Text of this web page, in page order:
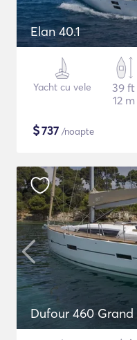
Elan 40.1
Yacht cu vele
39 ft
12 m
$737 /noapte
Dufour 460